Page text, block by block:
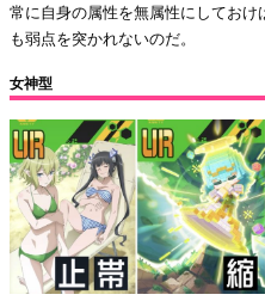
常に自身の属性を無属性にしてお
も弱点を突かれないのだ。
女神型